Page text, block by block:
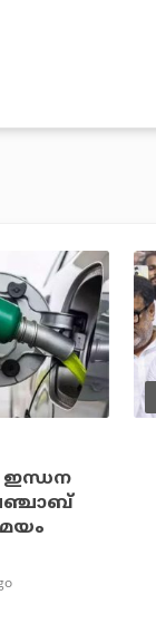
ഇന്ധന